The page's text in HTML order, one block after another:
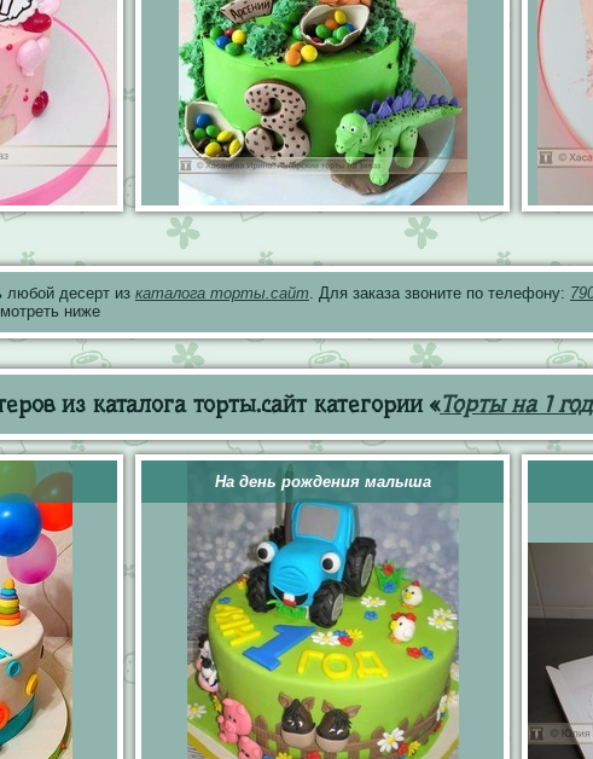
любой десерт из каталога торты.сайт. Для заказа звоните по телефону:
ниже
из каталога торты.сайт категории «Торты на 1 год
На день рождения малыша